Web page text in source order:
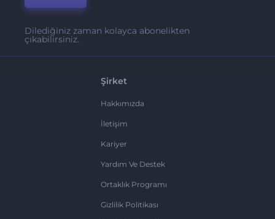
Dilediğiniz zaman kolayca abonelikten
çıkabilirsiniz.
Şirket
Hakkımızda
İletişim
Kariyer
Yardım Ve Destek
Ortaklık Programı
Gizlilik Politikası